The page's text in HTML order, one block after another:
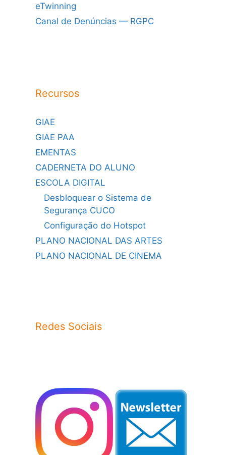
eTwinning
Canal de Denúncias — RGPC
Recursos
GIAE
GIAE PAA
EMENTAS
CADERNETA DO ALUNO
ESCOLA DIGITAL
Desbloquear o Sistema de
Segurança CUCO
Configuração do Hotspot
PLANO NACIONAL DAS ARTES
PLANO NACIONAL DE CINEMA
Redes Sociais